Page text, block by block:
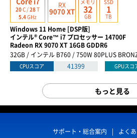
20C /28T
5.4GHz
RX
9070 XT
メモリ
32
GB
SSD
1
TB
Windows 11 Home [DSP版]
インテル® Core™ i7 プロセッサー 14700F
Radeon RX 9070 XT 16GB GDDR6
32GB / インテル B760 / 750W 80PLUS
CPUスコア 41399 GPUスコ
もっと見る
サポート・総合案内 よく